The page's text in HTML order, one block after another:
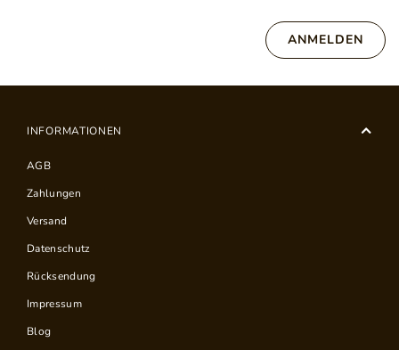
ANMELDEN
INFORMATIONEN
AGB
Zahlungen
Versand
Datenschutz
Rücksendung
Impressum
Blog